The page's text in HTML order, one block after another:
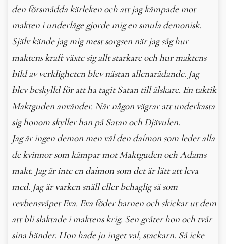
den försmådda kärleken och att jag kämpade mot
makten i underläge gjorde mig en smula demonisk.
Själv kände jag mig mest sorgsen när jag såg hur
maktens kraft växte sig allt starkare och hur maktens
bild av verkligheten blev nästan allenarådande. Jag
blev beskylld för att ha tagit Satan till älskare. En taktik
Maktguden använder. När någon vägrar att underkasta
sig honom skyller han på Satan och Djävulen.
Jag är ingen demon men väl den daímon som leder alla
de kvinnor som kämpar mot Maktguden och Adams
makt. Jag är inte en daímon som det är lätt att leva
med. Jag är varken snäll eller behaglig så som
revbensvåpet Eva. Eva föder barnen och skickar ut dem
att bli slaktade i maktens krig. Sen gråter hon och tvår
sina händer. Hon hade ju inget val, stackarn. Så icke